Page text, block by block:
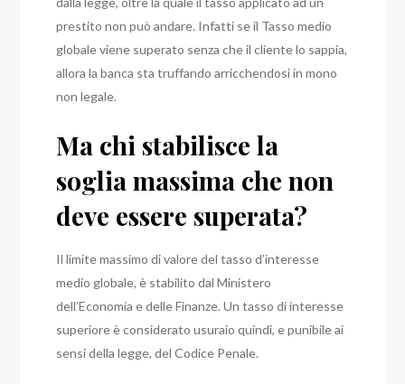
prestito non può andare. Infatti se il Tasso medio
globale viene superato senza che il cliente lo sappia,
allora la banca sta truffando arricchendosi in mono
non legale.
Ma chi stabilisce la
soglia massima che non
deve essere superata?
Il limite massimo di valore del tasso d’interesse
medio globale, è stabilito dal Ministero
dell’Economia e delle Finanze. Un tasso di interesse
superiore è considerato usuraio quindi, e punibile ai
sensi della legge, del Codice Penale.